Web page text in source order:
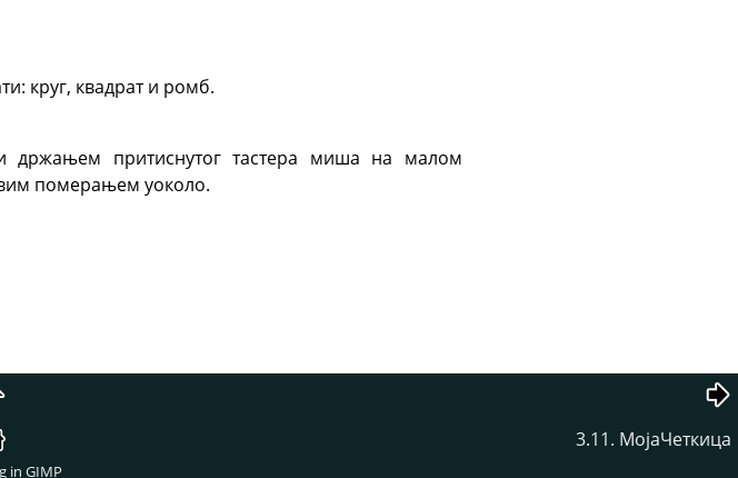
круг, квадрат и ромб.
држањем притиснутог тастера миша на малом
померањем уоколо.
3.11. МојаЧеткица
in GIMP